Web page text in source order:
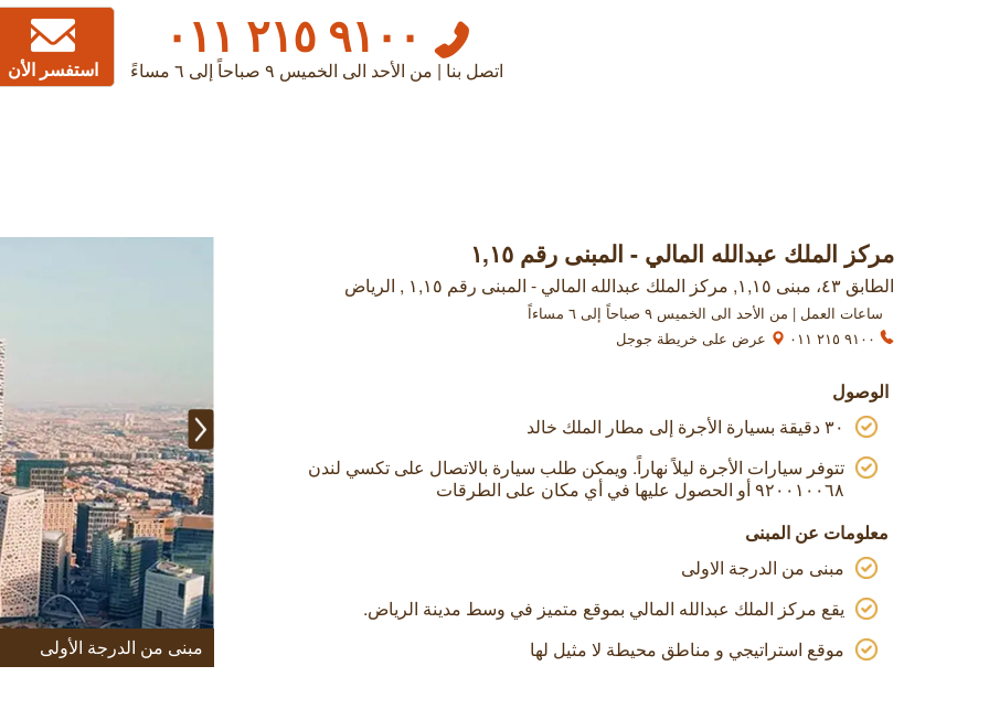
٩١٠٠ ٢١٥ ٠١١
اتصل بنا | من الأحد الى الخميس ٩ صباحاً إلى ٦ مساءً استفسر الأن
مركز الملك عبدالله المالي - المبنى رقم ۱,۱٥
الطابق ٤٣، مبنى ۱,۱٥, مركز الملك عبدالله المالي - المبنى رقم ۱,۱٥ , الرياض
ساعات العمل | من الأحد الى الخميس ٩ صباحاً إلى ٦ مساءاً
عرض على خريطة جوجل
الوصول
۳۰ دقيقة بسيارة الأجرة إلى مطار الملك خالد
تتوفر سيارات الأجرة ليلاً نهاراً. ويمكن طلب سيارة بالاتصال على تكسي لندن
٩٢٠٠١٠٠٦٨ أو الحصول عليها في أي مكان على الطرقات
معلومات عن المبنى
مبنى من الدرجة الاولى
يقع مركز الملك عبدالله المالي بموقع متميز في وسط مدينة الرياض.
موقع استراتيجي و مناطق محيطة لا مثيل لها
مبنى من الدرجة الأولى